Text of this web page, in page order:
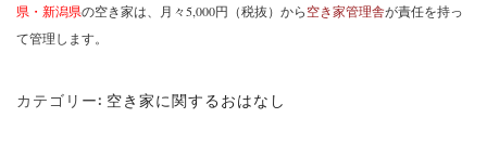
県・新潟県の空き家は、月々5,000円（税抜）から空き家管理舎が責任を持っ
て管理します。
カテゴリー: 空き家に関するおはなし